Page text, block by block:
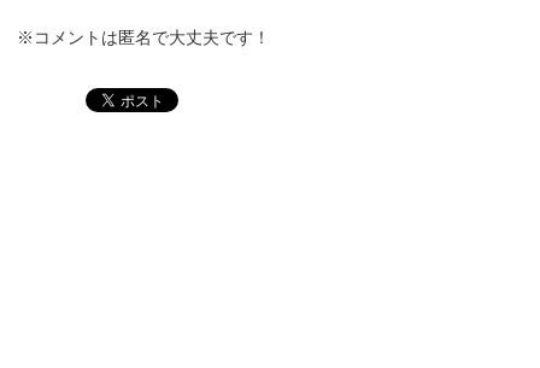
※コメントは匿名で大丈夫です！